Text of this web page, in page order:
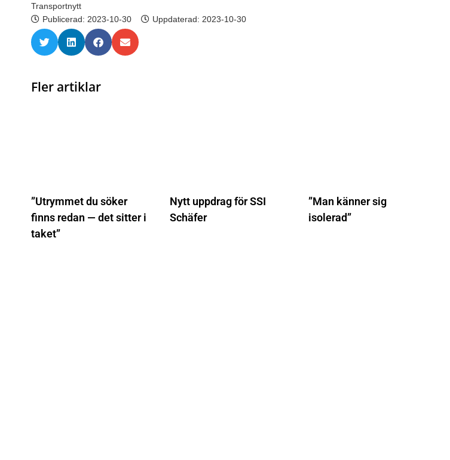
Transportnytt
Publicerad: 2023-10-30 Uppdaterad: 2023-10-30
Fler artiklar
”Utrymmet du söker
finns redan — det sitter i
taket”
Nytt uppdrag för SSI
Schäfer
”Man känner sig
isolerad”